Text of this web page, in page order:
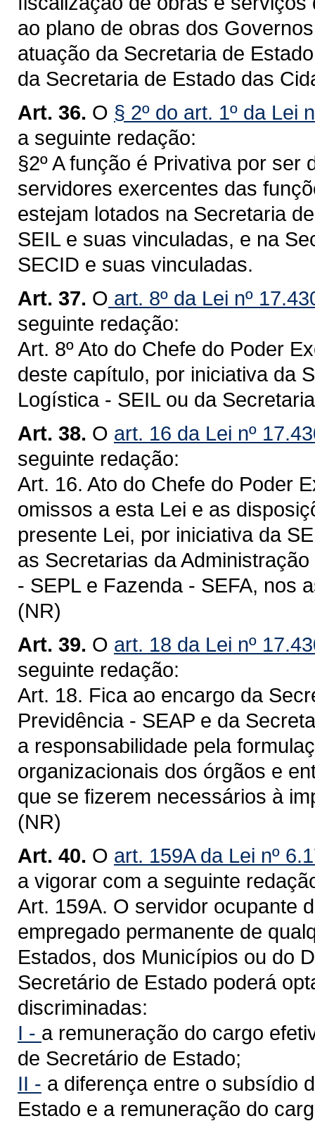
ao plano de obras dos
atuação da Secretaria de
da Secretaria de Estado das
Art. 36. O § 2º do art. 1º da Lei
a seguinte redação:
§2º A função é Privativa por
servidores exercentes das
estejam lotados na Secretaria
SEIL e suas vinculadas, e na
SECID e suas vinculadas.
Art. 37. O art. 8º da Lei nº
seguinte redação:
Art. 8º Ato do Chefe do Poder
deste capítulo, por iniciativa da
Logística - SEIL ou da
Art. 38. O art. 16 da Lei nº
seguinte redação:
Art. 16. Ato do Chefe do Poder
omissos a esta Lei e as
presente Lei, por iniciativa da
as Secretarias da
- SEPL e Fazenda - SEFA, nos
(NR)
Art. 39. O art. 18 da Lei nº
seguinte redação:
Art. 18. Fica ao encargo da
Previdência - SEAP e da
a responsabilidade pela
organizacionais dos órgãos e
que se fizerem necessários à
(NR)
Art. 40. O art. 159A da Lei nº
a vigorar com a seguinte
Art. 159A. O servidor ocupante
empregado permanente de
Estados, dos Municípios ou do
Secretário de Estado poderá
discriminadas:
I - a remuneração do cargo
de Secretário de Estado;
II - a diferença entre o subsídio
Estado e a remuneração do